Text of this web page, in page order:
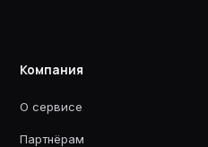
Компания
О сервисе
Партнёрам